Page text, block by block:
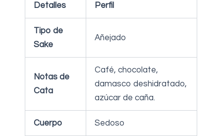
Detalles Perfil
Tipo de
Sake
Añejado
Notas de
Cata
Café, chocolate,
damasco deshidratado,
azúcar de caña.
Cuerpo Sedoso